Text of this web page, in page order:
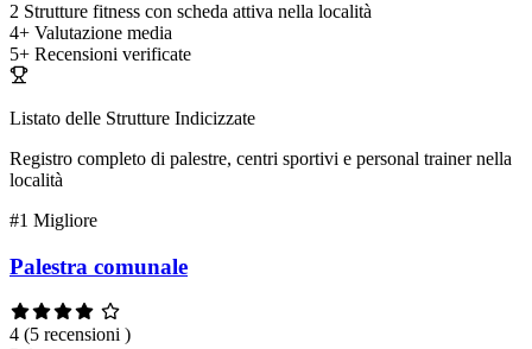
2 Strutture fitness con scheda attiva nella località
4+ Valutazione media
5+ Recensioni verificate
Listato delle Strutture Indicizzate
Registro completo di palestre, centri sportivi e personal trainer nella
località
#1 Migliore
Palestra comunale
4 (5 recensioni )